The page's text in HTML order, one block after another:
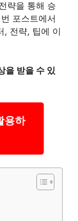
략을 통해 승
포스트에서
, 전략, 팁에 이
을 받을 수 있
용하